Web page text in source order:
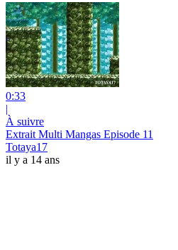
0:33
|
À suivre
Extrait Multi Mangas Episode 11
Totaya17
il y a 14 ans